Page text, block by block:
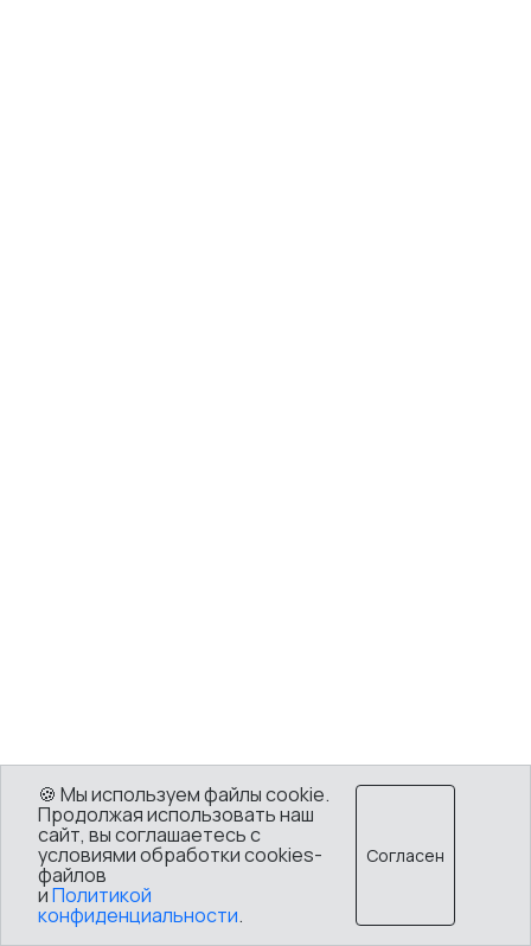
🍪 Мы используем файлы cookie.
Продолжая использовать наш
сайт, вы соглашаетесь с
условиями обработки cookies-
файлов
иПолитикой
конфиденциальности.
Согласен